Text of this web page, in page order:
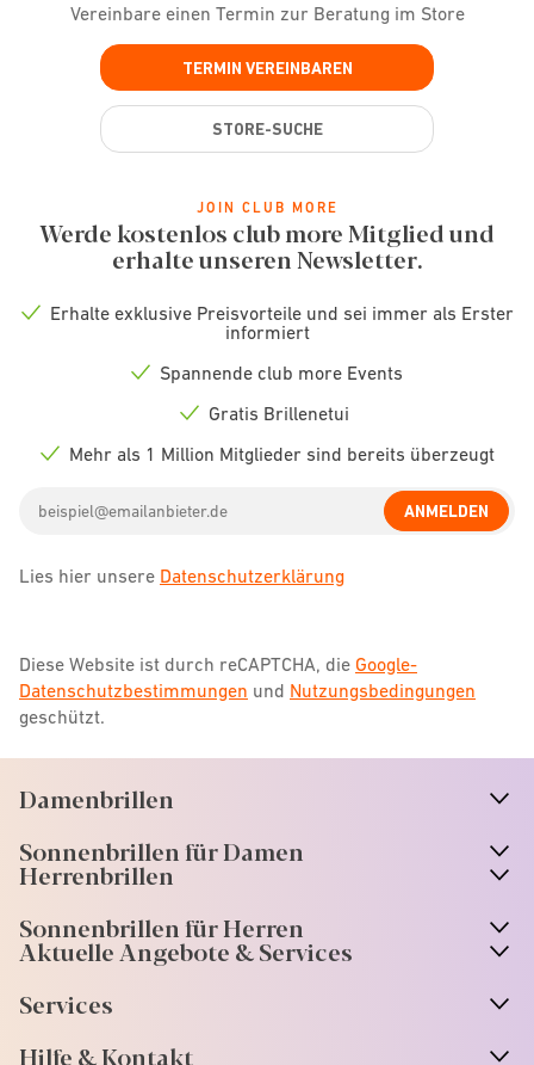
Vereinbare einen Termin zur Beratung im Store
TERMIN VEREINBAREN
STORE-SUCHE
JOIN CLUB MORE
Werde kostenlos club more Mitglied und
erhalte unseren Newsletter.
Erhalte exklusive Preisvorteile und sei immer als Erster
informiert
Check
Spannende club more Events
icon
Gratis Brillenetui
Mehr als 1 Million Mitglieder sind bereits überzeugt
address
ANMELDEN
Lies hier unsere Datenschutzerklärung
Diese Website ist durch reCAPTCHA, die Google-
Datenschutzbestimmungen und Nutzungsbedingungen
geschützt.
Damenbrillen
Sonnenbrillen für Damen
Herrenbrillen
Sonnenbrillen für Herren
Aktuelle Angebote & Services
Services
Hilfe & Kontakt